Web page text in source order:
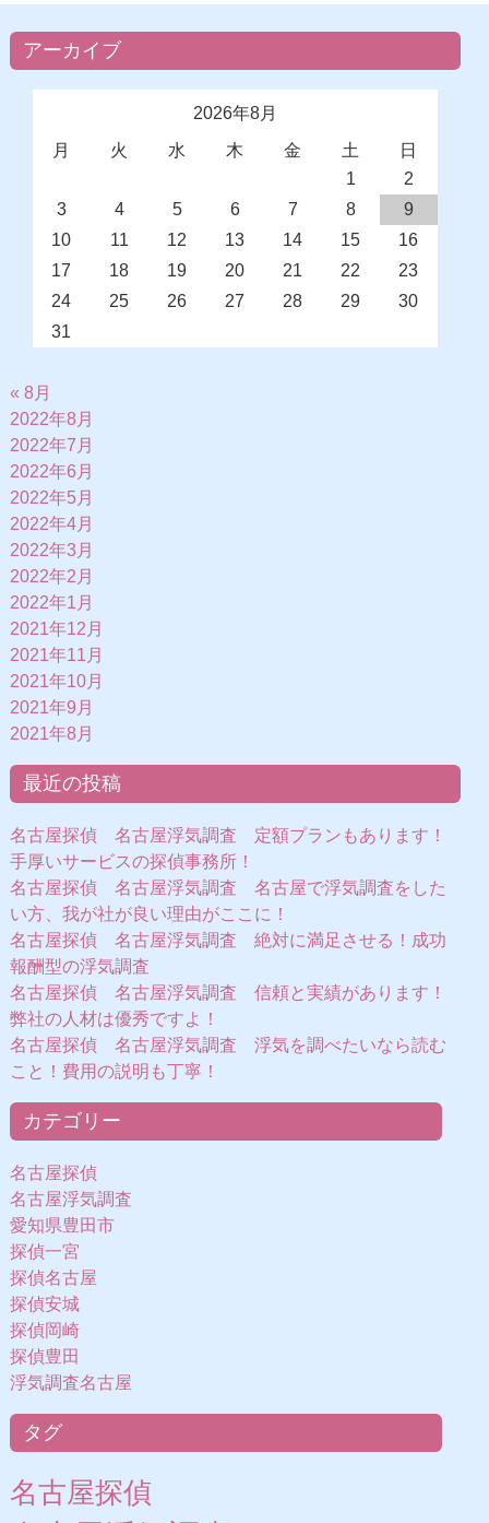
アーカイブ
2026年8月
月
火 水 木 金 土
日
1
2
3
4 5 6 7 8
9
10
11 12 13 14 15
16
17
18 19 20 21 22
23
24
25 26 27 28 29
30
31
« 8月
2022年8月
2022年7月
2022年6月
2022年5月
2022年4月
2022年3月
2022年2月
2022年1月
2021年12月
2021年11月
2021年10月
2021年9月
2021年8月
最近の投稿
名古屋探偵 名古屋浮気調査 定額プランもあります！
手厚いサービスの探偵事務所！
名古屋探偵 名古屋浮気調査 名古屋で浮気調査をした
い方、我が社が良い理由がここに！
名古屋探偵 名古屋浮気調査 絶対に満足させる！成功
報酬型の浮気調査
名古屋探偵 名古屋浮気調査 信頼と実績があります！
弊社の人材は優秀ですよ！
名古屋探偵 名古屋浮気調査 浮気を調べたいなら読む
こと！費用の説明も丁寧！
カテゴリー
名古屋探偵
名古屋浮気調査
愛知県豊田市
探偵一宮
探偵名古屋
探偵安城
探偵岡崎
探偵豊田
浮気調査名古屋
タグ
名古屋探偵